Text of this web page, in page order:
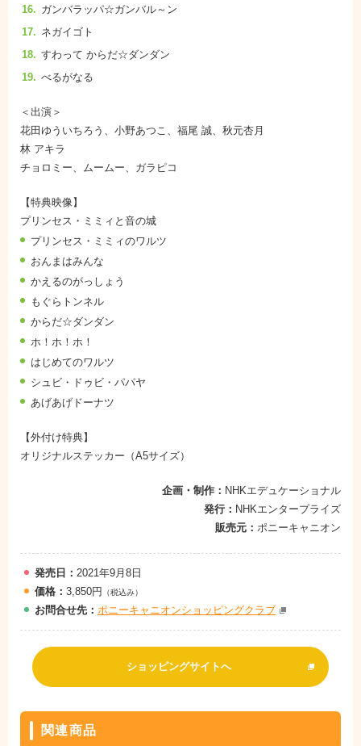
ガンバラッパ☆ガンバル～ン
ネガイゴト
すわって からだ☆ダンダン
べるがなる
＜出演＞
花田ゆういちろう、小野あつこ、福尾 誠、秋元杏月
林 アキラ
チョロミー、ムームー、ガラピコ
【特典映像】
プリンセス・ミミィと音の城
プリンセス・ミミィのワルツ
おんまはみんな
かえるのがっしょう
もぐらトンネル
からだ☆ダンダン
ホ！ホ！ホ！
はじめてのワルツ
シュビ・ドゥビ・パパヤ
あげあげドーナツ
【外付け特典】
オリジナルステッカー（A5サイズ）
企画・制作： NHKエデュケーショナル
発行： NHKエンタープライズ
販売元： ポニーキャニオン
発売日： 2021年9月8日
価格： 3,850円 （税込み）
お問合せ先： ポニーキャニオンショッピングクラブ
ショッピングサイトへ
関連商品